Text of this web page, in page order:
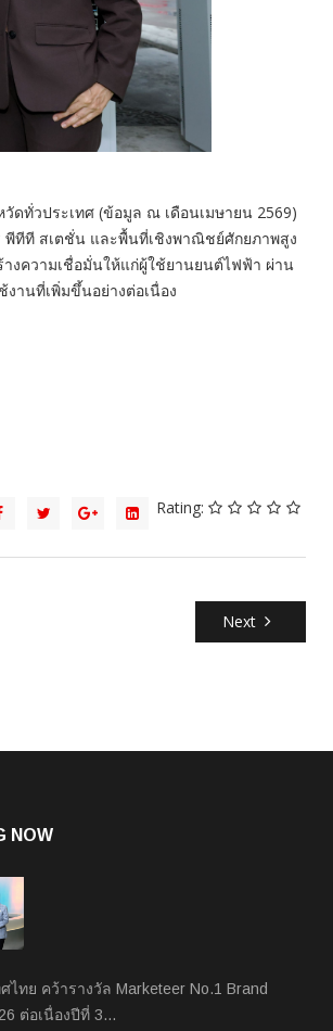
วัดทั่วประเทศ (ข้อมูล ณ เดือนเมษายน 2569)
พีทีที สเตชั่น และพื้นที่เชิงพาณิชย์ศักยภาพสูง
งความเชื่อมั่นให้แก่ผู้ใช้ยานยนต์ไฟฟ้า ผ่าน
านที่เพิ่มขึ้นอย่างต่อเนื่อง
Rating:
Next
NOW
ไทย คว้ารางวัล Marketeer No.1 Brand
ต่อเนื่องปีที่ 3…